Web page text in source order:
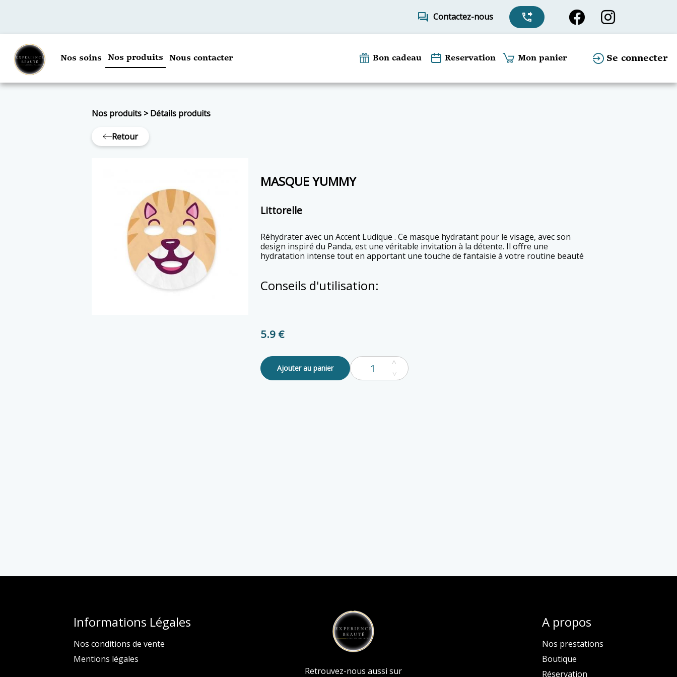
forum Contactez-nous phone_forwarded
Nos soins Nos produits Nous contacter Bon cadeau Reservation Mon panier Se connecter
Nos produits>Détails produits
Retour
MASQUE YUMMY
Littorelle
Réhydrater avec un Accent Ludique . Ce masque hydratant pour le visage, avec son
design inspiré du Panda, est une véritable invitation à la détente. Il offre une
hydratation intense tout en apportant une touche de fantaisie à votre routine beauté
Conseils d'utilisation:
5.9 €
Ajouter au panier
Informations Légales
Nos conditions de vente
Mentions légales
Retrouvez-nous aussi sur
A propos
Nos prestations
Boutique
Réservation